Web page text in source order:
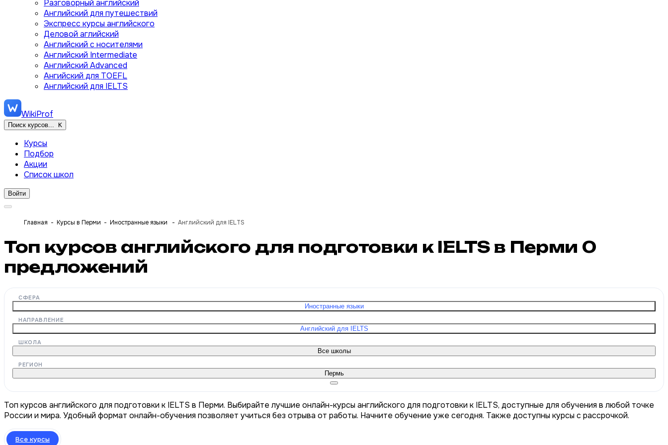
Разговорный английский
Английский для путешествий
Экспресс курсы английского
Деловой аглийский
Английский с носителями
Английский Intermediate
Английский Advanced
Ангийский для TOEFL
Английский для IELTS
WikiProf
Поиск курсов... K
Курсы
Подбор
Акции
Список школ
Войти
Главная Курсы в Перми Иностранные языки Английский для IELTS
Топ курсов английского для подготовки к IELTS в Перми 0
предложений
СФЕРА
Иностранные языки
НАПРАВЛЕНИЕ
Английский для IELTS
ШКОЛА
Все школы
РЕГИОН
Пермь
Топ курсов английского для подготовки к IELTS в Перми. Выбирайте лучшие онлайн-курсы английского для подготовки к IELTS, доступные для обучения в любой точке
России и мира. Удобный формат онлайн-обучения позволяет учиться без отрыва от работы. Начните обучение уже сегодня. Также доступны курсы с рассрочкой.
Все курсы